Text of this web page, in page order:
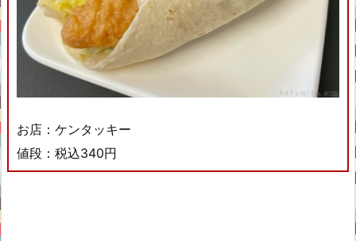
お店：ケンタッキー
値段：税込340円